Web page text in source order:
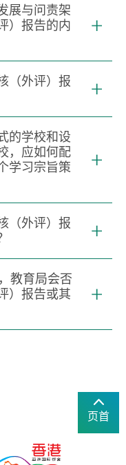
展与问责架
）报告的内
（外评）报
的学校和设
，应如何配
学习宗旨策
（外评）报
教育局会否
）报告或其
页首